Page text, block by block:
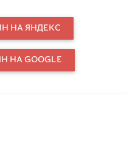
НА ЯНДЕКС
НА GOOGLE